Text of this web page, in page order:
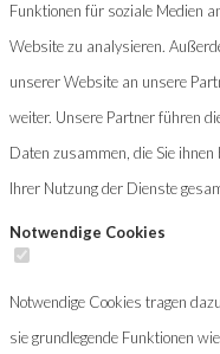
Funktionen für soziale Medien
Website zu analysieren.
unserer Website an unsere
weiter. Unsere Partner führen
Daten zusammen, die Sie
Ihrer Nutzung der Dienste
Notwendige Cookies
Notwendige Cookies tragen
sie grundlegende Funktionen